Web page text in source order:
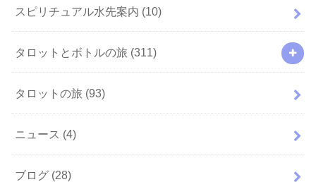
スピリチュアル水先案内 (10)
タロットとボトルの旅 (311)
タロットの旅 (93)
ニュース (4)
ブログ (28)